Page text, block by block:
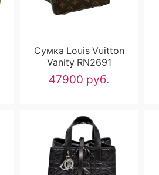
Сумка Louis Vuitton
Vanity RN2691
47900 руб.